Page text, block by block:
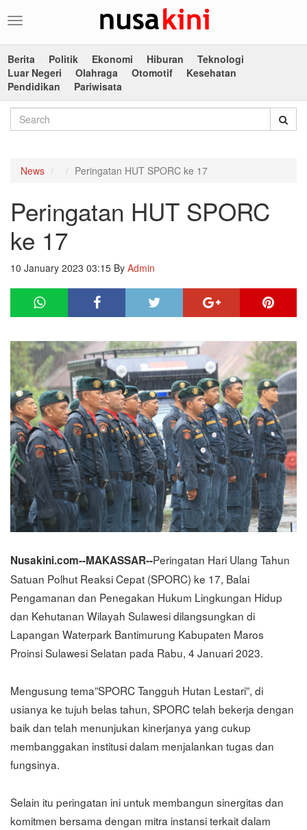
Toggle
Berita
Politik Ekonomi Hiburan
Teknologi
Luar Negeri
Olahraga Otomotif
Kesehatan
Pendidikan
Pariwisata
News Peringatan HUT SPORC ke 17
Peringatan HUT SPORC
ke 17
10 January 2023 03:15 By Admin
Nusakini.com--MAKASSAR--Peringatan Hari Ulang Tahun
Satuan Polhut Reaksi Cepat (SPORC) ke 17, Balai
Pengamanan dan Penegakan Hukum Lingkungan Hidup
dan Kehutanan Wilayah Sulawesi dilangsungkan di
Lapangan Waterpark Bantimurung Kabupaten Maros
Proinsi Sulawesi Selatan pada Rabu, 4 Januari 2023.
Mengusung tema”SPORC Tangguh Hutan Lestari”, di
usianya ke tujuh belas tahun, SPORC telah bekerja dengan
baik dan telah menunjukan kinerjanya yang cukup
membanggakan institusi dalam menjalankan tugas dan
fungsinya.
Selain itu peringatan ini untuk membangun sinergitas dan
komitmen bersama dengan mitra instansi terkait dalam